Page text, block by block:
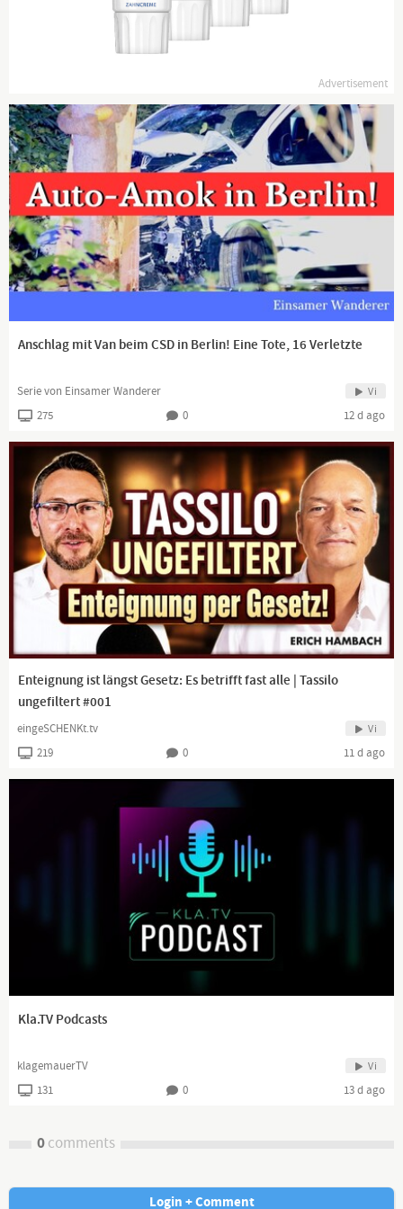
frei - unabhängig - unzensiert ... was die Medien nicht
verschweigen sollten ... wenig Gehörtes vom Volk, für das Volk
und ein wenig
später auch hier auf YouTube.
Dranbleiben lohnt sich!
www.kla.tv/news
Advertisement
Anschlag mit Van beim CSD in Berlin! Eine Tote, 16 Verletzte
Serie von Einsamer Wanderer Vi
275 0 12 d ago
Enteignung ist längst Gesetz: Es betrifft fast alle | Tassilo
ungefiltert #001
eingeSCHENKt.tv Vi
219 0 11 d ago
Kla.TV Podcasts
klagemauerTV Vi
131 0 13 d ago
0comments
Login + Comment